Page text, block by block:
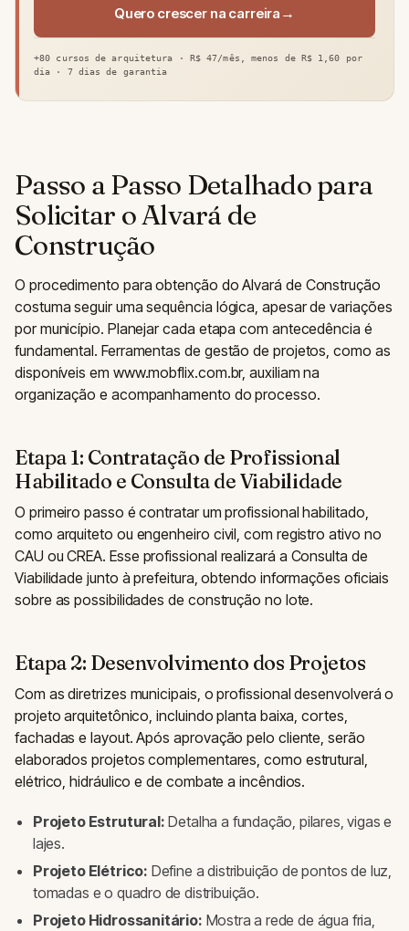
Quero crescer na carreira
+80 cursos de arquitetura · R$ 47/mês, menos de R$ 1,60 por
dia · 7 dias de garantia
Passo a Passo Detalhado para
Solicitar o Alvará de
Construção
O procedimento para obtenção do Alvará de Construção
costuma seguir uma sequência lógica, apesar de variações
por município. Planejar cada etapa com antecedência é
fundamental. Ferramentas de gestão de projetos, como as
disponíveis em www.mobflix.com.br, auxiliam na
organização e acompanhamento do processo.
Etapa 1: Contratação de Profissional
Habilitado e Consulta de Viabilidade
O primeiro passo é contratar um profissional habilitado,
como arquiteto ou engenheiro civil, com registro ativo no
CAU ou CREA. Esse profissional realizará a Consulta de
Viabilidade junto à prefeitura, obtendo informações oficiais
sobre as possibilidades de construção no lote.
Etapa 2: Desenvolvimento dos Projetos
Com as diretrizes municipais, o profissional desenvolverá o
projeto arquitetônico, incluindo planta baixa, cortes,
fachadas e layout. Após aprovação pelo cliente, serão
elaborados projetos complementares, como estrutural,
elétrico, hidráulico e de combate a incêndios.
Projeto Estrutural: Detalha a fundação, pilares, vigas e
lajes.
Projeto Elétrico: Define a distribuição de pontos de luz,
tomadas e o quadro de distribuição.
Projeto Hidrossanitário: Mostra a rede de água fria,